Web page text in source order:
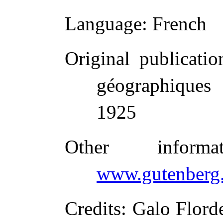
Language: French
Original
1925
Other
Credits: Galo